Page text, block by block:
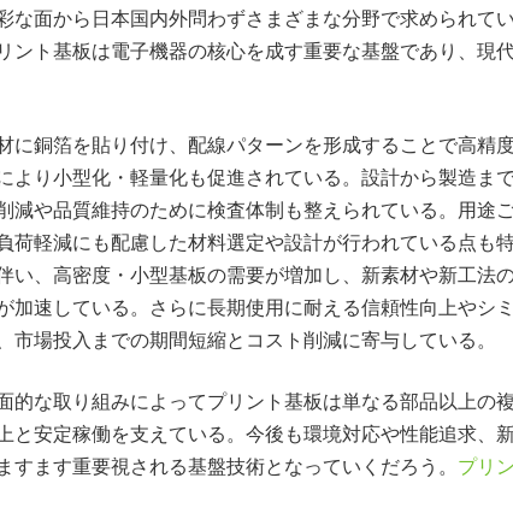
な面から日本国内外問わずさまざまな分野で求められて
ント基板は電子機器の核心を成す重要な基盤であり、現
に銅箔を貼り付け、配線パターンを形成することで高精
より小型化・軽量化も促進されている。設計から製造ま
減や品質維持のために検査体制も整えられている。用途
荷軽減にも配慮した材料選定や設計が行われている点も
い、高密度・小型基板の需要が増加し、新素材や新工法
加速している。さらに長期使用に耐える信頼性向上やシ
市場投入までの期間短縮とコスト削減に寄与している。
的な取り組みによってプリント基板は単なる部品以上の
と安定稼働を支えている。今後も環境対応や性能追求、
すます重要視される基盤技術となっていくだろう。 プリ